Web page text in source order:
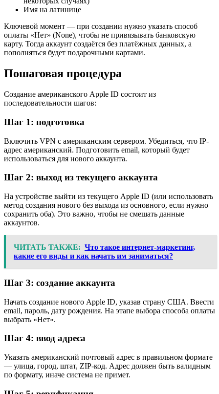
Имя на латинице
Ключевой момент — при создании нужно указать способ
оплаты «Нет» (None), чтобы не привязывать банковскую
карту. Тогда аккаунт создаётся без платёжных данных, а
пополняться будет подарочными картами.
Пошаговая процедура
Создание американского Apple ID состоит из
последовательности шагов:
Шаг 1: подготовка
Включить VPN с американским сервером. Убедиться, что IP-
адрес американский. Подготовить email, который будет
использоваться для нового аккаунта.
Шаг 2: выход из текущего аккаунта
На устройстве выйти из текущего Apple ID (или использовать
метод создания нового без выхода из основного, если нужно
сохранить оба). Это важно, чтобы не смешать данные
аккаунтов.
ЧИТАТЬ ТАКЖЕ: Что такое интернет-маркетинг,
какие его виды и как начать им заниматься?
Шаг 3: создание аккаунта
Начать создание нового Apple ID, указав страну США. Ввести
email, пароль, дату рождения. На этапе выбора способа оплаты
выбрать «Нет».
Шаг 4: ввод адреса
Указать американский почтовый адрес в правильном формате
— улица, город, штат, ZIP-код. Адрес должен быть валидным
по формату, иначе система не примет.